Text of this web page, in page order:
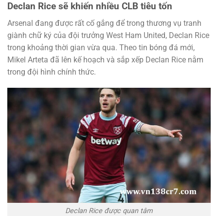
Declan Rice sẽ khiến nhiều CLB tiêu tốn
Arsenal đang được rất cố gắng để trong thương vụ tranh
giành chữ ký của đội trưởng West Ham United, Declan Rice
trong khoảng thời gian vừa qua. Theo tin bóng đá mới,
Mikel Arteta đã lên kế hoạch và sắp xếp Declan Rice nằm
trong đội hình chính thức.
Declan Rice được quan tâm